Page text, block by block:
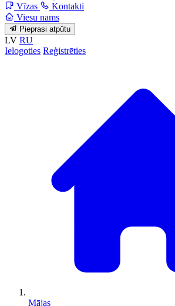
Vīzas
Kontakti
Viesu nams
Pieprasi atpūtu
LV RU
Ielogoties Reģistrēties
Mājas